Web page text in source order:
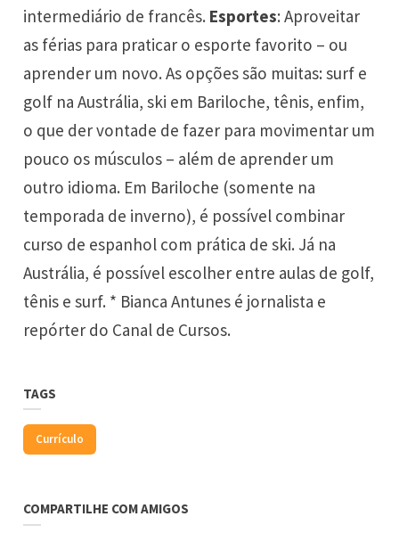
intermediário de francês. Esportes: Aproveitar
as férias para praticar o esporte favorito – ou
aprender um novo. As opções são muitas: surf e
golf na Austrália, ski em Bariloche, tênis, enfim,
o que der vontade de fazer para movimentar um
pouco os músculos – além de aprender um
outro idioma. Em Bariloche (somente na
temporada de inverno), é possível combinar
curso de espanhol com prática de ski. Já na
Austrália, é possível escolher entre aulas de golf,
tênis e surf. * Bianca Antunes é jornalista e
repórter do Canal de Cursos.
TAGS
Currículo
COMPARTILHE COM AMIGOS